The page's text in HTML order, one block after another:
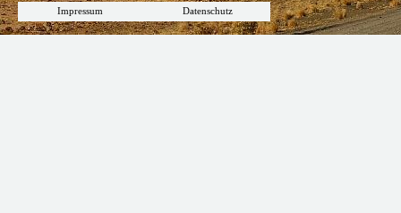
Impressum Datenschutz